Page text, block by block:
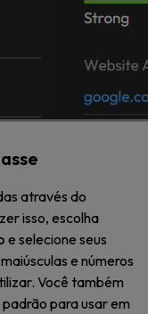
através do
isso, escolha
e selecione seus
e números
Você também
para usar em